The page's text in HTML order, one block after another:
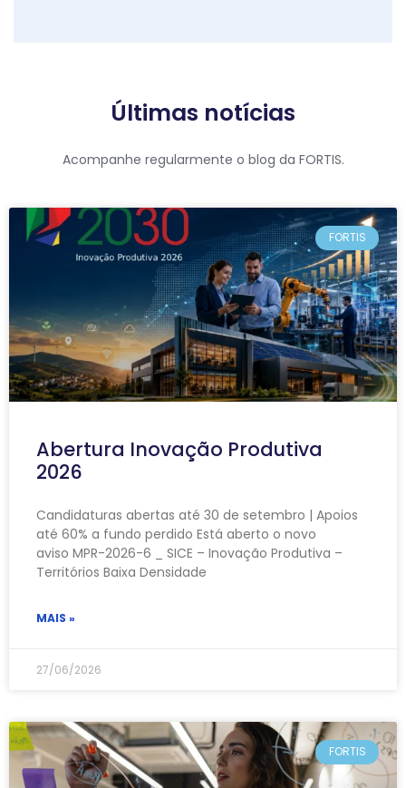
Últimas notícias
Acompanhe regularmente o blog da FORTIS.
FORTIS
Abertura Inovação Produtiva
2026
Candidaturas abertas até 30 de setembro | Apoios
até 60% a fundo perdido Está aberto o novo
aviso MPR-2026-6 _ SICE – Inovação Produtiva –
Territórios Baixa Densidade
MAIS »
27/06/2026
FORTIS